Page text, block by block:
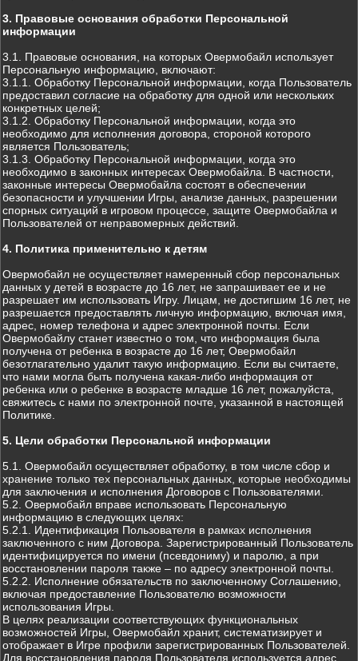
3. Правовые основания обработки Персональной
информации
3.1. Правовые основания, на которых Овермобайл использует
Персональную информацию, включают:
3.1.1. Обработку Персональной информации, когда Пользователь
предоставил согласие на обработку для одной или нескольких
конкретных целей;
3.1.2. Обработку Персональной информации, когда это
необходимо для исполнения договора, стороной которого
является Пользователь;
3.1.3. Обработку Персональной информации, когда это
необходимо в законных интересах Овермобайла. В частности,
законные интересы Овермобайла состоят в обеспечении
безопасности и улучшении Игры, анализе данных, разрешении
спорных ситуаций в игровом процессе, защите Овермобайла и
Пользователей от неправомерных действий.
4. Политика применительно к детям
Овермобайл не осуществляет намеренный сбор персональных
данных у детей в возрасте до 16 лет, не запрашивает ее и не
разрешает им использовать Игру. Лицам, не достигшим 16 лет, не
разрешается предоставлять личную информацию, включая имя,
адрес, номер телефона и адрес электронной почты. Если
Овермобайлу станет известно о том, что информация была
получена от ребенка в возрасте до 16 лет, Овермобайл
безотлагательно удалит такую информацию. Если вы считаете,
что нами могла быть получена какая-либо информация от
ребенка или о ребенке в возрасте младше 16 лет, пожалуйста,
свяжитесь с нами по электронной почте, указанной в настоящей
Политике.
5. Цели обработки Персональной информации
5.1. Овермобайл осуществляет обработку, в том числе сбор и
хранение только тех персональных данных, которые необходимы
для заключения и исполнения Договоров с Пользователями.
5.2. Овермобайл вправе использовать Персональную
информацию в следующих целях:
5.2.1. Идентификация Пользователя в рамках исполнения
заключенного с ним Договора. Зарегистрированный Пользователь
идентифицируется по имени (псевдониму) и паролю, а при
восстановлении пароля также – по адресу электронной почты.
5.2.2. Исполнение обязательств по заключенному Соглашению,
включая предоставление Пользователю возможности
использования Игры.
В целях реализации соответствующих функциональных
возможностей Игры, Овермобайл хранит, систематизирует и
отображает в Игре профили зарегистрированных Пользователей.
Для восстановления пароля Пользователя используется адрес